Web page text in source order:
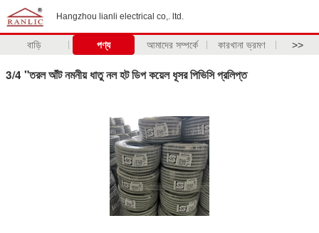
Hangzhou lianli electrical co,. ltd.
বাড়ি পণ্য আমাদের সম্পর্কে কারখানা ভ্রমণ >>
3/4 "তরল আঁট নমনীয় ধাতু নল হট ডিপ কয়েল ধূসর পিভিসি প্রলিপ্ত